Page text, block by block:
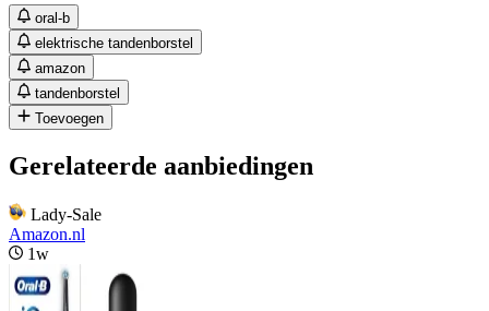
oral-b
elektrische tandenborstel
amazon
tandenborstel
Toevoegen
Gerelateerde aanbiedingen
Lady-Sale
Amazon.nl
1w